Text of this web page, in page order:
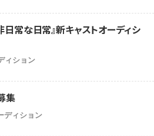
常な日常』新キャストオーディシ
ィション
集
ディション